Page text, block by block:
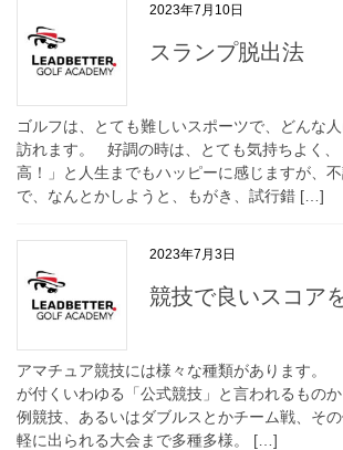
2023年7月10日
スランプ脱出法
ゴルフは、とても難しいスポーツで、どんな
訪れます。 好調の時は、とても気持ちよく、
高！」と人生までもハッピーに感じますが、
で、なんとかしようと、もがき、試行錯 […]
2023年7月3日
競技で良いスコア
アマチュア競技には様々な種類があります。
が付くいわゆる「公式競技」と言われるもの
例競技、あるいはダブルスとかチーム戦、そ
軽に出られる大会まで多種多様。 […]